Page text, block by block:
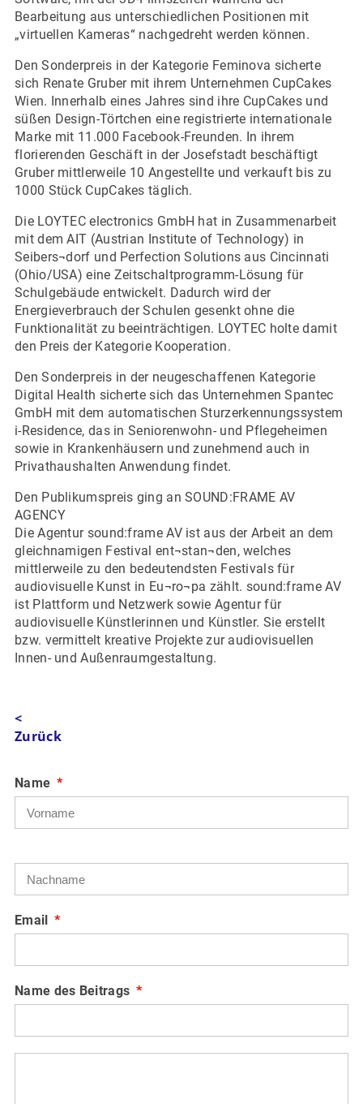
Bearbeitung aus unterschiedlichen Positionen mit
„virtuellen Kameras“ nachgedreht werden können.
Den Sonderpreis in der Kategorie Feminova sicherte
sich Renate Gruber mit ihrem Unternehmen CupCakes
Wien. Innerhalb eines Jahres sind ihre CupCakes und
süßen Design-Törtchen eine registrierte internationale
Marke mit 11.000 Facebook-Freunden. In ihrem
florierenden Geschäft in der Josefstadt beschäftigt
Gruber mittlerweile 10 Angestellte und verkauft bis zu
1000 Stück CupCakes täglich.
Die LOYTEC electronics GmbH hat in Zusammenarbeit
mit dem AIT (Austrian Institute of Technology) in
Seibers¬dorf und Perfection Solutions aus Cincinnati
(Ohio/USA) eine Zeitschaltprogramm-Lösung für
Schulgebäude entwickelt. Dadurch wird der
Energieverbrauch der Schulen gesenkt ohne die
Funktionalität zu beeinträchtigen. LOYTEC holte damit
den Preis der Kategorie Kooperation.
Den Sonderpreis in der neugeschaffenen Kategorie
Digital Health sicherte sich das Unternehmen Spantec
GmbH mit dem automatischen Sturzerkennungssystem
i-Residence, das in Seniorenwohn- und Pflegeheimen
sowie in Krankenhäusern und zunehmend auch in
Privathaushalten Anwendung findet.
Den Publikumspreis ging an SOUND:FRAME AV
AGENCY
Die Agentur sound:frame AV ist aus der Arbeit an dem
gleichnamigen Festival ent¬stan¬den, welches
mittlerweile zu den bedeutendsten Festivals für
audiovisuelle Kunst in Eu¬ro¬pa zählt. sound:frame AV
ist Plattform und Netzwerk sowie Agentur für
audiovisuelle Künstlerinnen und Künstler. Sie erstellt
bzw. vermittelt kreative Projekte zur audiovisuellen
Innen- und Außenraumgestaltung.
<
Zurück
Name
Email
Name des Beitrags